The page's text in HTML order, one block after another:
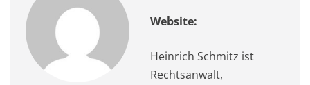
Website:
Heinrich Schmitz ist
Rechtsanwalt,